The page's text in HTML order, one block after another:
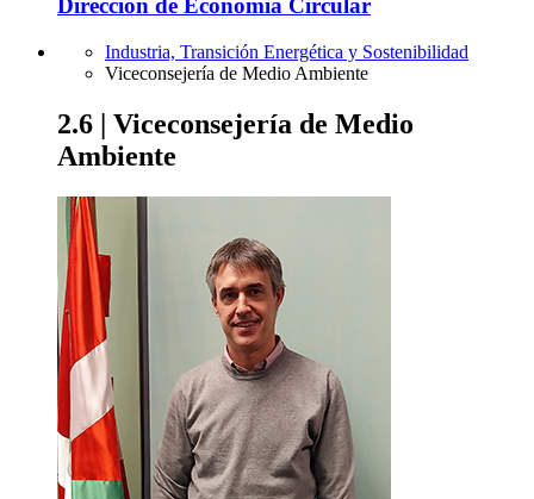
Dirección de Economía Circular
Industria, Transición Energética y Sostenibilidad
Viceconsejería de Medio Ambiente
2.6 | Viceconsejería de Medio
Ambiente